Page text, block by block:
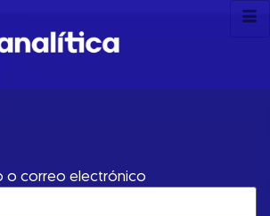
o correo electrónico